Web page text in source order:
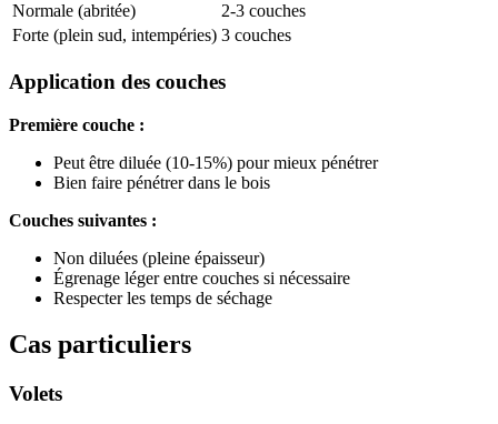
Normale (abritée)
2-3 couches
Forte (plein sud, intempéries) 3 couches
Application des couches
Première couche :
Peut être diluée (10-15%) pour mieux pénétrer
Bien faire pénétrer dans le bois
Couches suivantes :
Non diluées (pleine épaisseur)
Égrenage léger entre couches si nécessaire
Respecter les temps de séchage
Cas particuliers
Volets